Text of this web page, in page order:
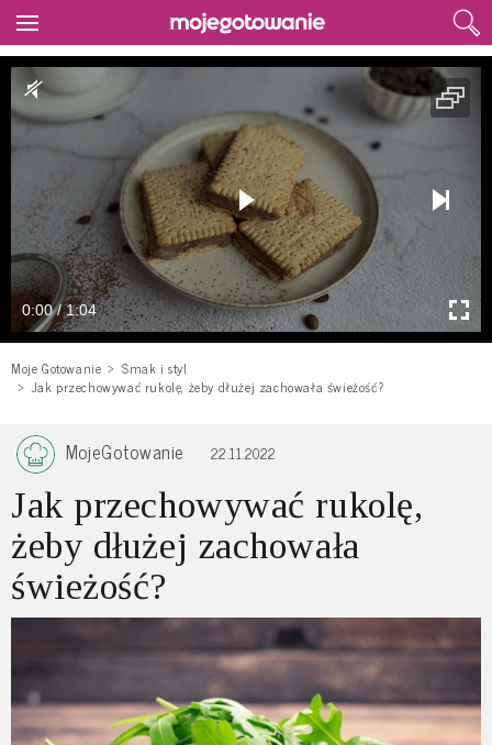
0:00 / 1:04
Moje Gotowanie
Smak i styl
Jak przechowywać rukolę, żeby dłużej zachowała świeżość?
MojeGotowanie 22.11.2022
Jak przechowywać rukolę,
żeby dłużej zachowała
świeżość?